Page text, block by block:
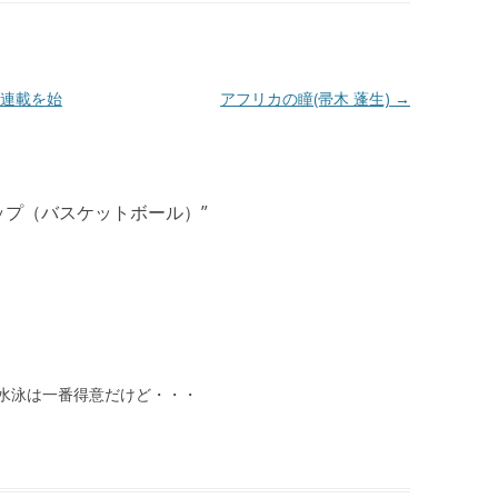
載を始 アフリカの瞳(帚木 蓬生) →
（バスケットボール） ”
は一番得意だけど・・・